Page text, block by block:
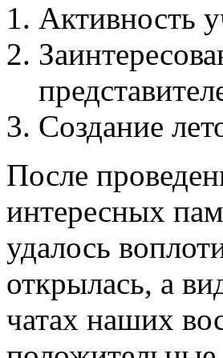
Активность
Создание
После
интересных
удалось
открылась, а
чатах наших